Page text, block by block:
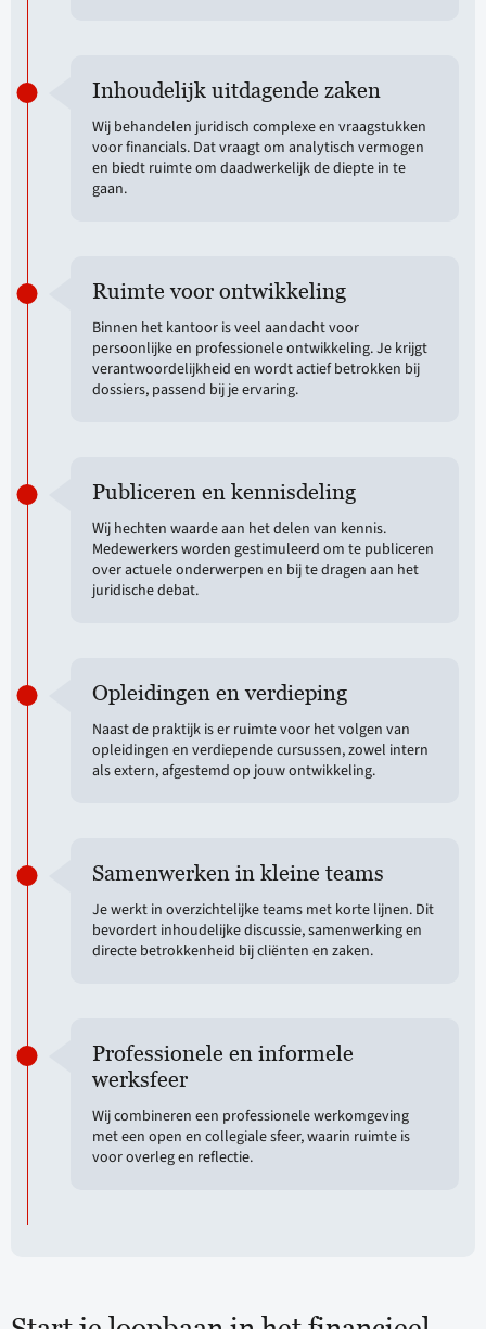
Inhoudelijk uitdagende zaken
Wij behandelen juridisch complexe en vraagstukken
voor financials. Dat vraagt om analytisch vermogen
en biedt ruimte om daadwerkelijk de diepte in te
gaan.
Ruimte voor ontwikkeling
Binnen het kantoor is veel aandacht voor
persoonlijke en professionele ontwikkeling. Je krijgt
verantwoordelijkheid en wordt actief betrokken bij
dossiers, passend bij je ervaring.
Publiceren en kennisdeling
Wij hechten waarde aan het delen van kennis.
Medewerkers worden gestimuleerd om te publiceren
over actuele onderwerpen en bij te dragen aan het
juridische debat.
Opleidingen en verdieping
Naast de praktijk is er ruimte voor het volgen van
opleidingen en verdiepende cursussen, zowel intern
als extern, afgestemd op jouw ontwikkeling.
Samenwerken in kleine teams
Je werkt in overzichtelijke teams met korte lijnen. Dit
bevordert inhoudelijke discussie, samenwerking en
directe betrokkenheid bij cliënten en zaken.
Professionele en informele
werksfeer
Wij combineren een professionele werkomgeving
met een open en collegiale sfeer, waarin ruimte is
voor overleg en reflectie.